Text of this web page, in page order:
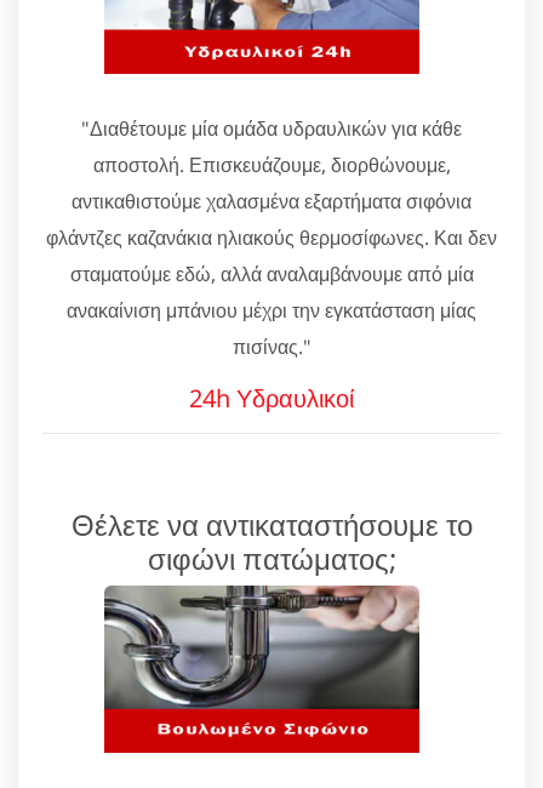
"Διαθέτουμε μία ομάδα υδραυλικών για κάθε
αποστολή. Επισκευάζουμε, διορθώνουμε,
αντικαθιστούμε χαλασμένα εξαρτήματα σιφόνια
φλάντζες καζανάκια ηλιακούς θερμοσίφωνες. Και δεν
σταματούμε εδώ, αλλά αναλαμβάνουμε από μία
ανακαίνιση μπάνιου μέχρι την εγκατάσταση μίας
πισίνας."
24h Υδραυλικοί
Θέλετε να αντικαταστήσουμε το
σιφώνι πατώματος;